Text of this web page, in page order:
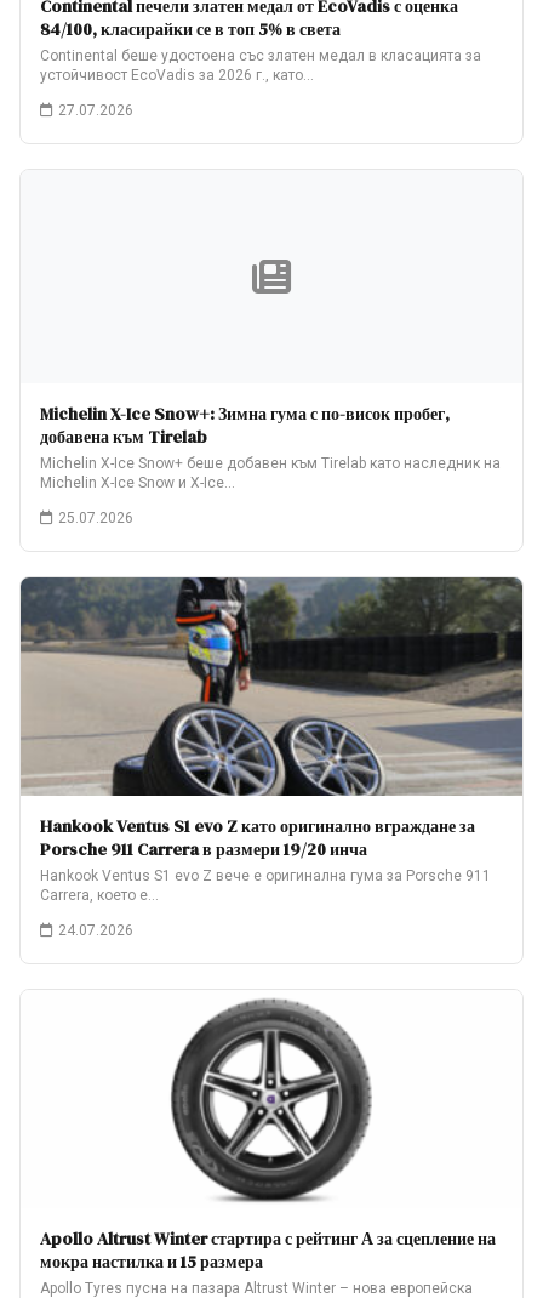
Continental печели златен медал от EcoVadis с оценка
84/100, класирайки се в топ 5% в света
Continental беше удостоена със златен медал в класацията за
устойчивост EcoVadis за 2026 г., като…
27.07.2026
Michelin X-Ice Snow+: Зимна гума с по-висок пробег,
добавена към Tirelab
Michelin X-Ice Snow+ беше добавен към Tirelab като наследник на
Michelin X-Ice Snow и X-Ice…
25.07.2026
Hankook Ventus S1 evo Z като оригинално вграждане за
Porsche 911 Carrera в размери 19/20 инча
Hankook Ventus S1 evo Z вече е оригинална гума за Porsche 911
Carrera, което е…
24.07.2026
Apollo Altrust Winter стартира с рейтинг А за сцепление на
мокра настилка и 15 размера
Apollo Tyres пусна на пазара Altrust Winter – нова европейска